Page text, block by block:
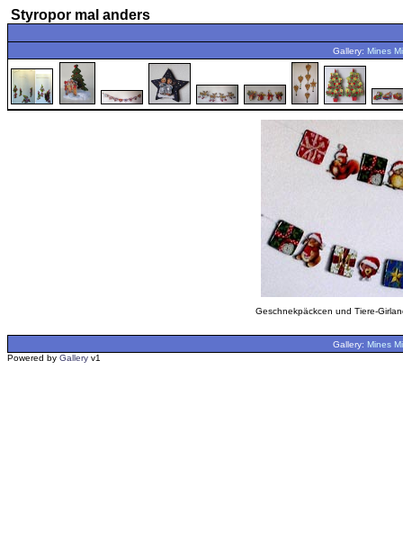
Styropor mal anders
Gallery: Mines
Geschnekpäckcen und Tiere-
Gallery: Mines
Powered by Gallery v1